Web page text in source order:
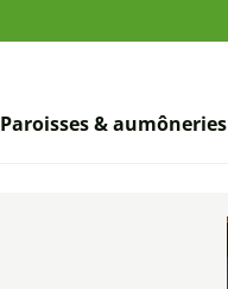
Paroisses & aumôneries